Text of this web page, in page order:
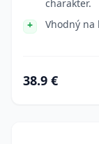
charakter.
Vhodný na
38.9 €